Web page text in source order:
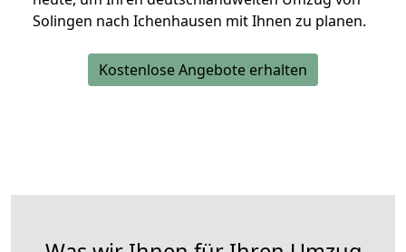
Solingen nach Ichenhausen mit Ihnen zu planen.
Kostenlose Angebote erhalten